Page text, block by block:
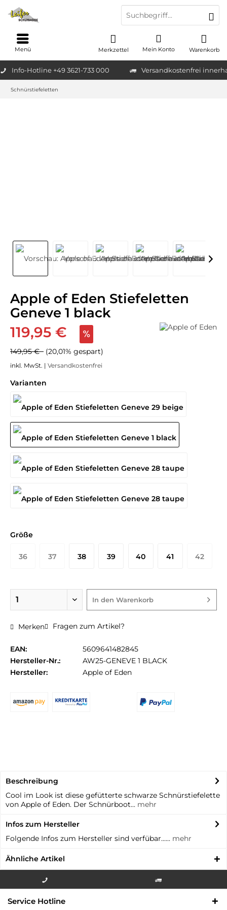
Info-Hotline +49 3621-733 000 Versandkostenfrei
Warenkorb
Merkzettel Mein Konto
Menü
Schnürstiefeletten
Apple of Eden Stiefeletten
Geneve 1 black
119,95 €
149,95 € (20,01% gespart)
inkl. MwSt. | Versandkostenfrei
Varianten
Größe
36 37 38 39 40 41 42
In den Warenkorb
Merken Fragen zum Artikel?
EAN:
5609641482845
Hersteller-Nr.:
AW25-GENEVE 1 BLACK
Hersteller:
Apple of Eden
Beschreibung
Cool im Look ist diese gefütterte schwarze Schnürstiefelette
von Apple of Eden. Der Schnürboot... mehr
Infos zum Hersteller
Folgende Infos zum Hersteller sind verfübar...... mehr
Ähnliche Artikel
000
Service Hotline